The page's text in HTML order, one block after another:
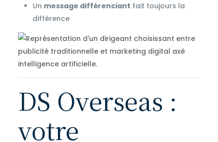
Un message différenciant fait toujours la
différence
DS Overseas :
votre